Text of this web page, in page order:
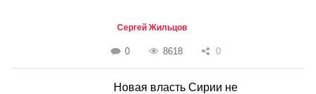
Сергей Жильцов
0 8618 0
Новая власть Сирии не